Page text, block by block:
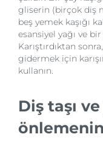
gliserin (birçok diş
beş yemek kaşığı
esansiyel yağı ve
Karıştırdıktan
gidermek için
kullanın.
Diş taşı